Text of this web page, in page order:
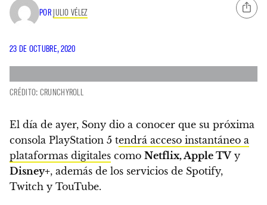
POR JULIO VÉLEZ
23 DE OCTUBRE, 2020
CRÉDITO: CRUNCHYROLL
El día de ayer, Sony dio a conocer que su próxima
consola PlayStation 5 tendrá acceso instantáneo a
plataformas digitales como Netflix, Apple TVy
Disney+, además de los servicios de Spotify,
Twitch y TouTube.